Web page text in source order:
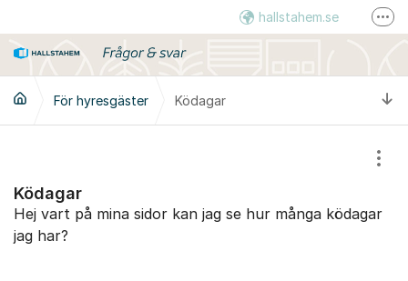
hallstahem.se
För hyresgäster Ködagar
Ködagar
Hej vart på mina sidor kan jag se hur många ködagar
jag har?